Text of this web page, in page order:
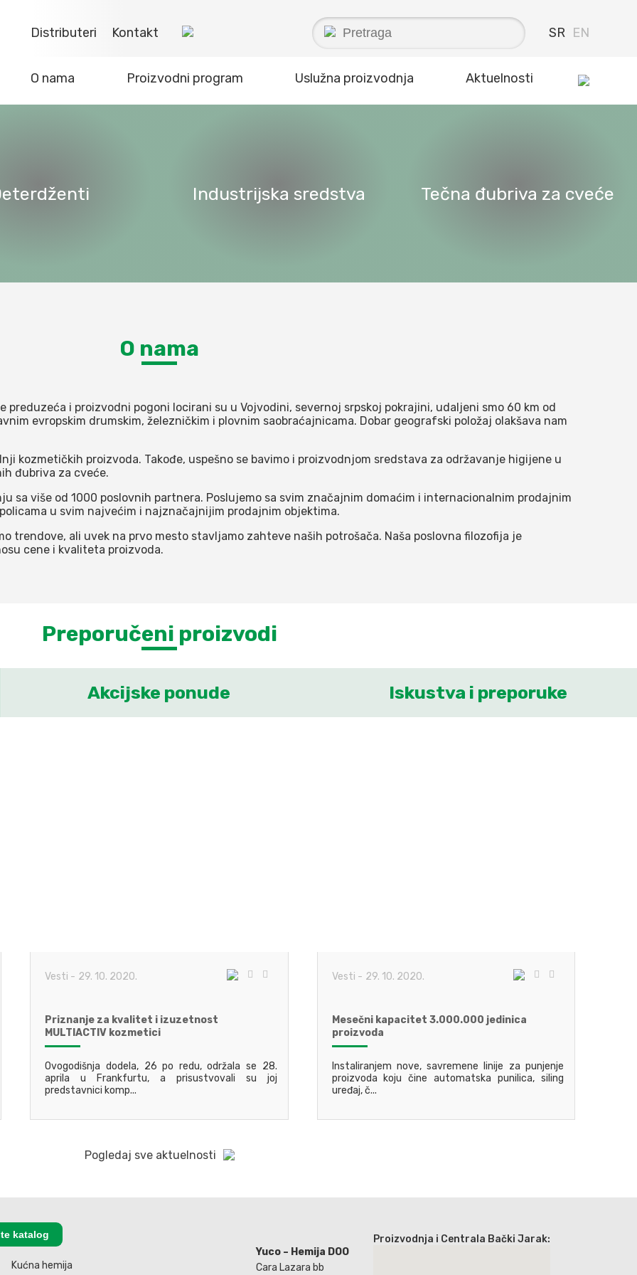
Distributeri Kontakt SR EN
O nama Proizvodni program Uslužna proizvodnja Aktuelnosti
Industrijska sredstva Tečna đubriva za cveće
O nama
preduzeća i proizvodni pogoni locirani su u Vojvodini, severnoj srpskoj pokrajini, udaljeni smo 60 km od
evropskim drumskim, železničkim i plovnim saobraćajnicama. Dobar geografski položaj olakšava nam
kozmetičkih proizvoda. Takođe, uspešno se bavimo i proizvodnjom sredstava za održavanje higijene u
đubriva za cveće.
sa više od 1000 poslovnih partnera. Poslujemo sa svim značajnim domaćim i internacionalnim prodajnim
u svim najvećim i najznačajnijim prodajnim objektima.
trendove, ali uvek na prvo mesto stavljamo zahteve naših potrošača. Naša poslovna filozofija je
cene i kvaliteta proizvoda.
Preporučeni proizvodi
Akcijske ponude Iskustva i preporuke
Vesti - 29. 10. 2020.
Priznanje za kvalitet i izuzetnost
MULTIACTIV kozmetici
Ovogodišnja dodela, 26 po redu, održala se 28.
aprila u Frankfurtu, a prisustvovali su joj
predstavnici komp...
Vesti - 29. 10. 2020.
Mesečni kapacitet 3.000.000 jedinica
proizvoda
Instaliranjem nove, savremene linije za punjenje
proizvoda koju čine automatska punilica, siling
uređaj, č...
Pogledaj sve aktuelnosti
katalog
Kućna hemija
Yuco – Hemija DOO
Cara Lazara bb
Proizvodnja i Centrala Bački Jarak: